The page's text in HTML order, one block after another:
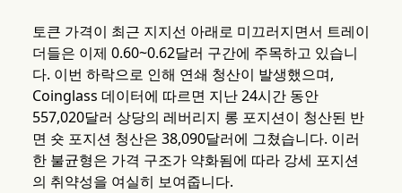
토큰 가격이 최근 지지선 아래로 미끄러지면서 트레이
더들은 이제 0.60~0.62달러 구간에 주목하고 있습니
다. 이번 하락으로 인해 연쇄 청산이 발생했으며,
Coinglass 데이터에 따르면 지난 24시간 동안
557,020달러 상당의 레버리지 롱 포지션이 청산된 반
면 숏 포지션 청산은 38,090달러에 그쳤습니다. 이러
한 불균형은 가격 구조가 약화됨에 따라 강세 포지션
의 취약성을 여실히 보여줍니다.